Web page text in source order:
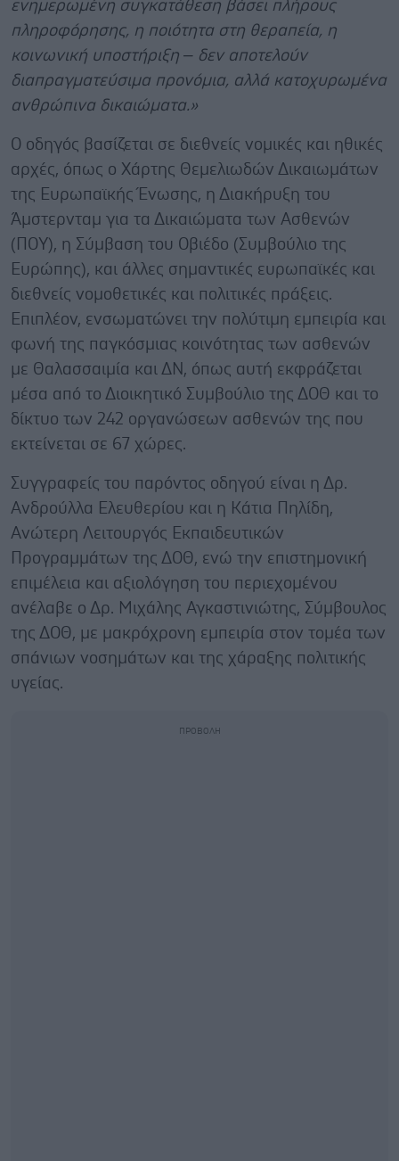
ενημερωμένη συγκατάθεση βάσει πλήρους
πληροφόρησης, η ποιότητα στη θεραπεία, η
κοινωνική υποστήριξη – δεν αποτελούν
διαπραγματεύσιμα προνόμια, αλλά κατοχυρωμένα
ανθρώπινα δικαιώματα.»
Ο οδηγός βασίζεται σε διεθνείς νομικές και ηθικές
αρχές, όπως ο Χάρτης Θεμελιωδών Δικαιωμάτων
της Ευρωπαϊκής Ένωσης, η Διακήρυξη του
Άμστερνταμ για τα Δικαιώματα των Ασθενών
(ΠΟΥ), η Σύμβαση του Οβιέδο (Συμβούλιο της
Ευρώπης), και άλλες σημαντικές ευρωπαϊκές και
διεθνείς νομοθετικές και πολιτικές πράξεις.
Επιπλέον, ενσωματώνει την πολύτιμη εμπειρία και
φωνή της παγκόσμιας κοινότητας των ασθενών
με Θαλασσαιμία και ΔΝ, όπως αυτή εκφράζεται
μέσα από το Διοικητικό Συμβούλιο της ΔΟΘ και το
δίκτυο των 242 οργανώσεων ασθενών της που
εκτείνεται σε 67 χώρες.
Συγγραφείς του παρόντος οδηγού είναι η Δρ.
Ανδρούλλα Ελευθερίου και η Κάτια Πηλίδη,
Ανώτερη Λειτουργός Εκπαιδευτικών
Προγραμμάτων της ΔΟΘ, ενώ την επιστημονική
επιμέλεια και αξιολόγηση του περιεχομένου
ανέλαβε ο Δρ. Μιχάλης Αγκαστινιώτης, Σύμβουλος
της ΔΟΘ, με μακρόχρονη εμπειρία στον τομέα των
σπάνιων νοσημάτων και της χάραξης πολιτικής
υγείας.